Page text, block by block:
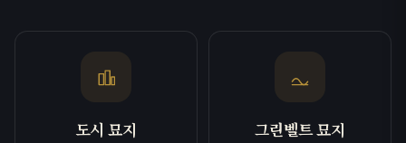
도시 묘지 그린벨트 묘지